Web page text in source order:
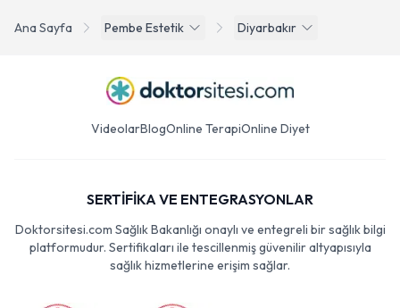
Ana Sayfa Pembe Estetik Diyarbakır
VideolarBlogOnline TerapiOnline Diyet
SERTİFİKA VE ENTEGRASYONLAR
Doktorsitesi.com Sağlık Bakanlığı onaylı ve entegreli bir sağlık bilgi
platformudur. Sertifikaları ile tescillenmiş güvenilir altyapısıyla
sağlık hizmetlerine erişim sağlar.